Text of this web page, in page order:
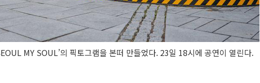
MY SOUL’의 픽토그램을 본떠 만들었다. 23일 18시에 공연이 열린다.